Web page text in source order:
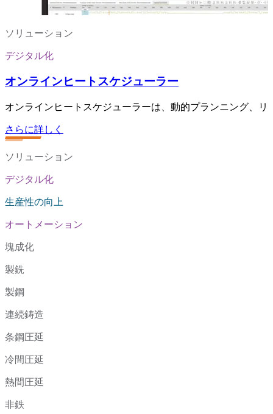
ソリューション
デジタル化
オンラインヒートスケジューラー
オンラインヒートスケジューラーは、動的プランニング、
さらに詳しく
ソリューション
デジタル化
生産性の向上
オートメーション
塊成化
製銑
製鋼
連続鋳造
条鋼圧延
冷間圧延
熱間圧延
非鉄